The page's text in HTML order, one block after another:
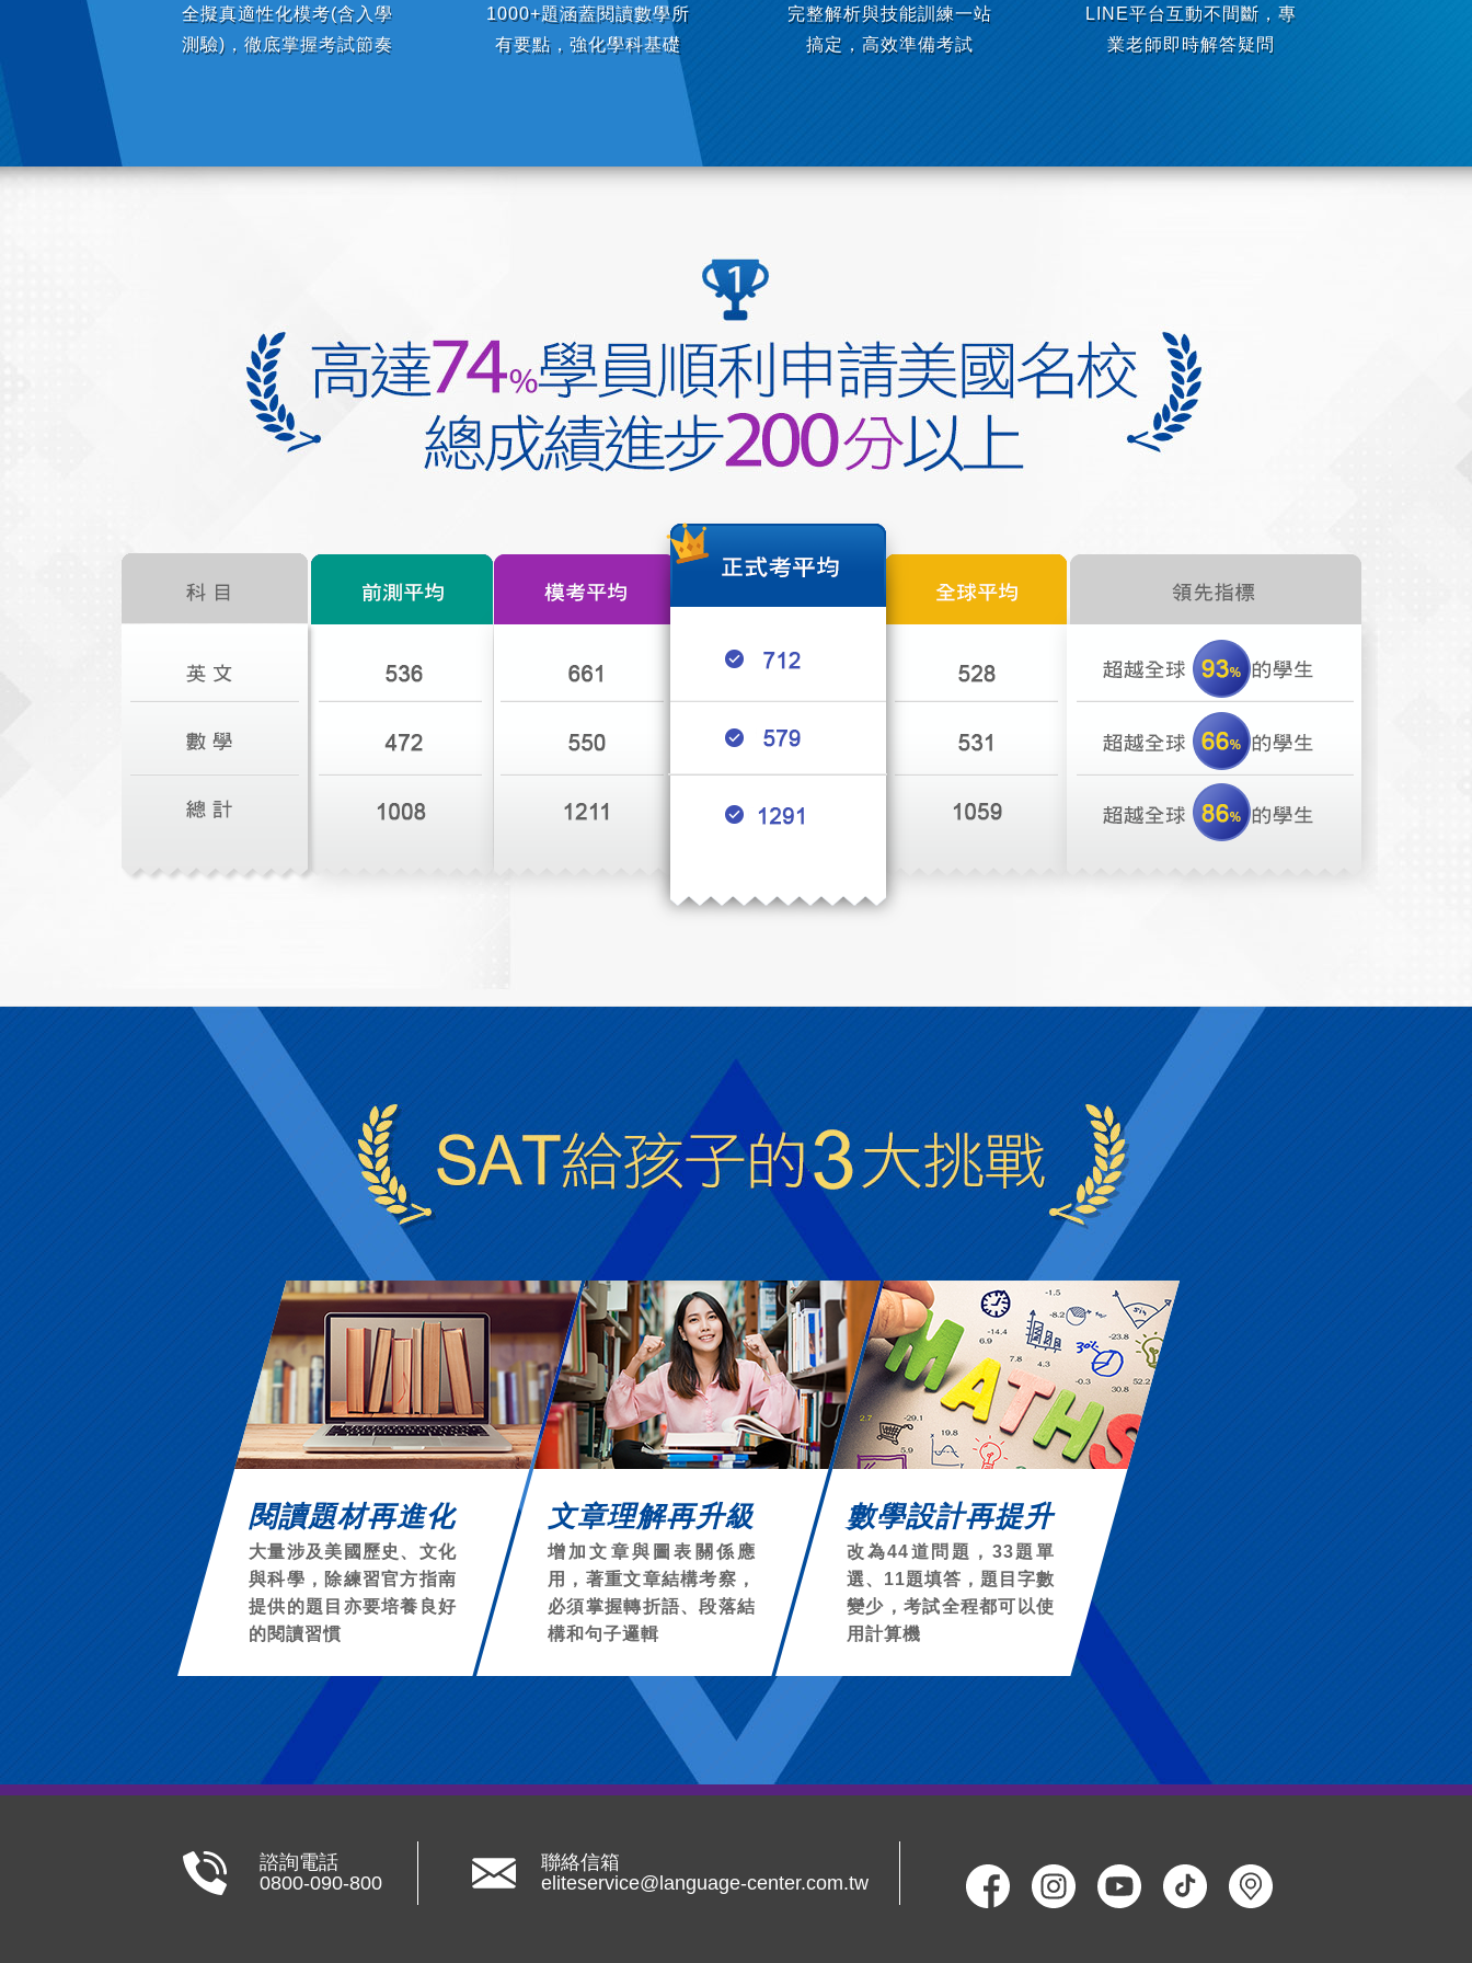
全擬真適性化模考(含入學
測驗)，徹底掌握考試節奏
1000+題涵蓋閱讀數學所
有要點，強化學科基礎
完整解析與技能訓練一站
搞定，高效準備考試
LINE平台互動不間斷，專
業老師即時解答疑問
閱讀題材再進化
大量涉及美國歷史、文化
與科學，除練習官方指南
提供的題目亦要培養良好
的閱讀習慣
文章理解再升級
增加文章與圖表關係應
用，著重文章結構考察，
必須掌握轉折語、段落結
構和句子邏輯
數學設計再提升
改為44道問題，33題單
選、11題填答，題目字數
變少，考試全程都可以使
用計算機
諮詢電話
0800-090-800
聯絡信箱
eliteservice@language-center.com.tw